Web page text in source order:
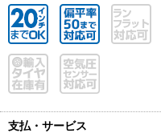
支払・サービス